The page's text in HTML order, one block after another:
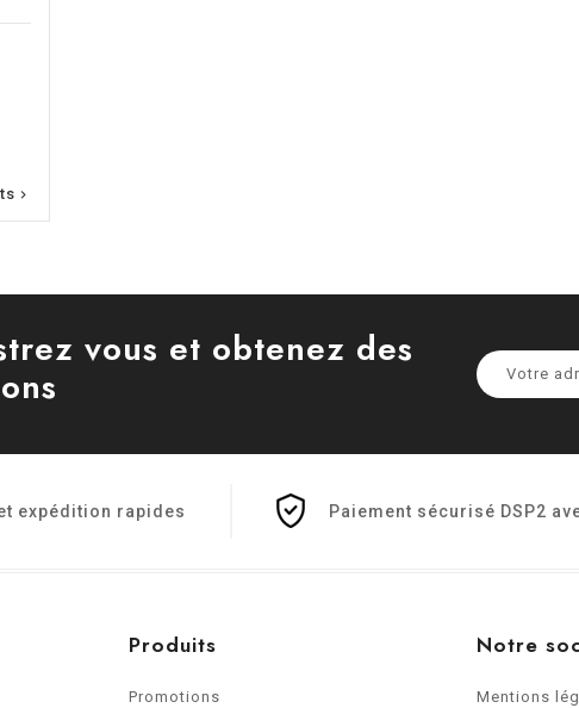

vous et obtenez des
expédition rapides Paiement sécurisé DSP2
Produits
Promotions
Notre
Mentions